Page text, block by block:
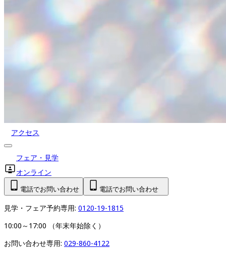
アクセス
フェア・見学
オンライン
電話でお問い合わせ 電話でお問い合わせ
見学・フェア予約専用: 0120-19-1815
10:00～17:00 （年末年始除く）
お問い合わせ専用: 029-860-4122